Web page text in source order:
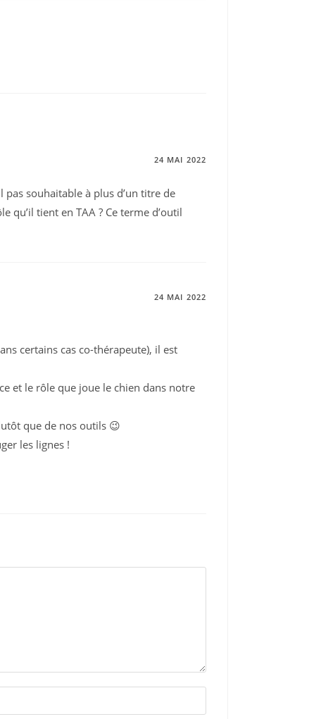
24 MAI 2022
souhaitable à plus d’un titre de
tient en TAA ? Ce terme d’outil
24 MAI 2022
certains cas co-thérapeute), il est
et le rôle que joue le chien dans notre
que de nos outils 😉
les lignes !